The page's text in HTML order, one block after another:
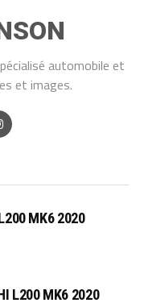
automobile et
et images.
MK6 2020
L200 MK6 2020